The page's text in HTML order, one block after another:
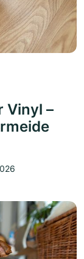
Vinyl –